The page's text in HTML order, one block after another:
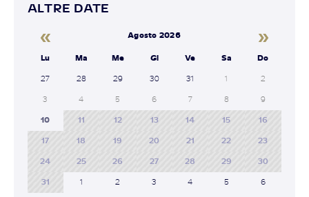
ALTRE DATE
« Agosto 2026 »
Lu Ma Me Gi Ve Sa Do
27 28 29 30 31 1 2
3 4 5 6 7 8 9
10 11 12 13 14 15 16
17 18 19 20 21 22 23
24 25 26 27 28 29 30
31 1 2 3 4 5 6